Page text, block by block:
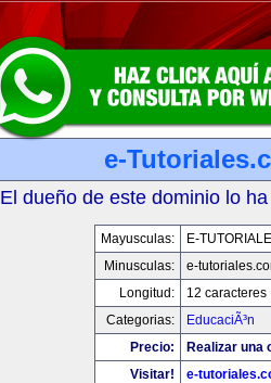
e-
El dueño de este dominio lo
Mayusculas:
E-
Minusculas:
e-
Longitud:
12 caracteres
Categorias:
EducaciÃ³n
Precio:
Realizar una
Visitar!
e-